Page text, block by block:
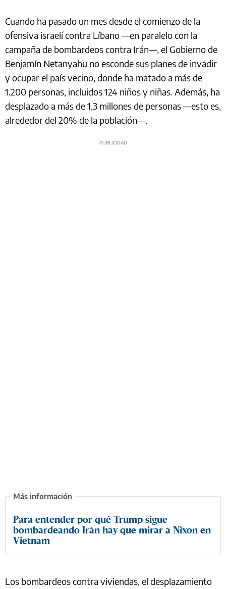
Cuando ha pasado un mes desde el comienzo de la
ofensiva israelí contra Líbano —en paralelo con la
campaña de bombardeos contra Irán—, el Gobierno de
Benjamín Netanyahu no esconde sus planes de invadir
y ocupar el país vecino, donde ha matado a más de
1.200 personas, incluidos 124 niños y niñas. Además, ha
desplazado a más de 1,3 millones de personas —esto es,
alrededor del 20% de la población—.
Para entender por qué Trump sigue
bombardeando Irán hay que mirar a Nixon en
Vietnam
Los bombardeos contra viviendas, el desplazamiento